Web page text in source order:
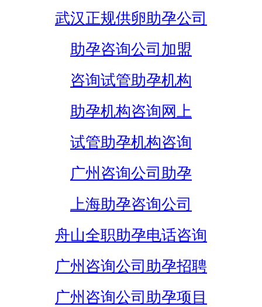
武汉正规供卵助孕公司
助孕咨询公司加盟
咨询试管助孕机构
助孕机构咨询网上
试管助孕机构咨询
广州咨询公司助孕
上海助孕咨询公司
舟山全职助孕电话咨询
广州咨询公司助孕招聘
广州咨询公司助孕项目